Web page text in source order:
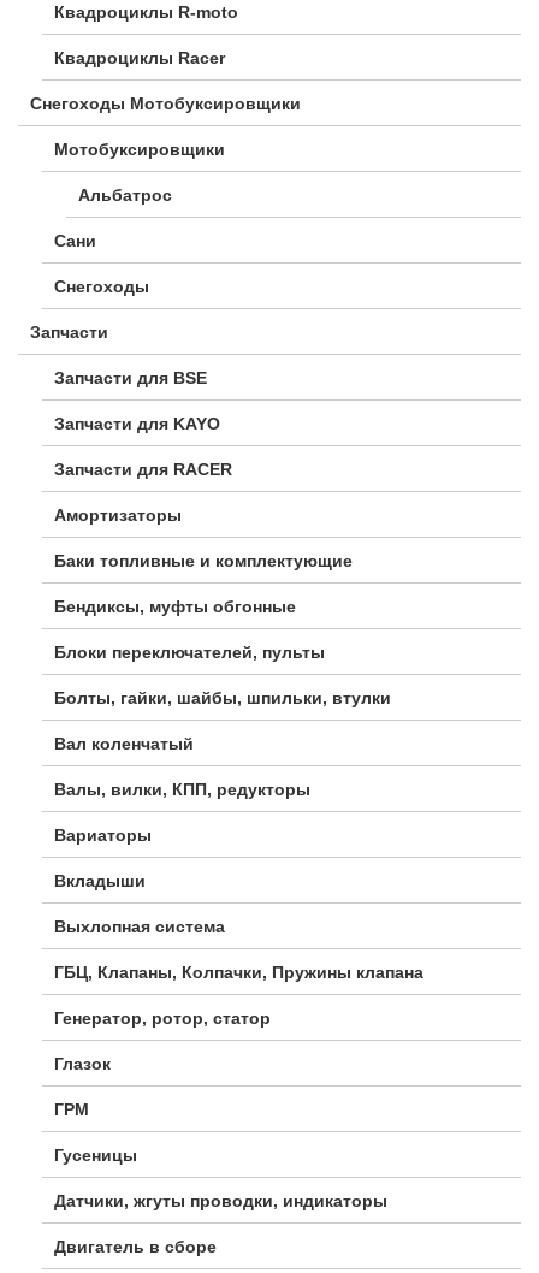
Квадроциклы R-moto
Квадроциклы Racer
Снегоходы Мотобуксировщики
Мотобуксировщики
Альбатрос
Сани
Снегоходы
Запчасти
Запчасти для BSE
Запчасти для KAYO
Запчасти для RACER
Амортизаторы
Баки топливные и комплектующие
Бендиксы, муфты обгонные
Блоки переключателей, пульты
Болты, гайки, шайбы, шпильки, втулки
Вал коленчатый
Валы, вилки, КПП, редукторы
Вариаторы
Вкладыши
Выхлопная система
ГБЦ, Клапаны, Колпачки, Пружины клапана
Генератор, ротор, статор
Глазок
ГРМ
Гусеницы
Датчики, жгуты проводки, индикаторы
Двигатель в сборе